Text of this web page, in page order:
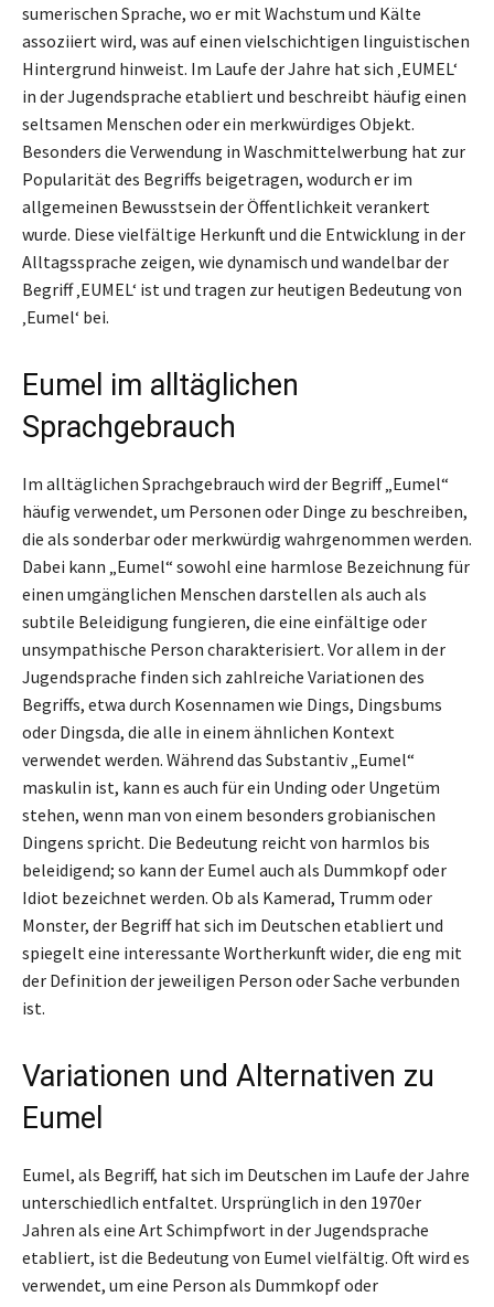
sumerischen Sprache, wo er mit Wachstum und Kälte
assoziiert wird, was auf einen vielschichtigen linguistischen
Hintergrund hinweist. Im Laufe der Jahre hat sich ‚EUMEL‘
in der Jugendsprache etabliert und beschreibt häufig einen
seltsamen Menschen oder ein merkwürdiges Objekt.
Besonders die Verwendung in Waschmittelwerbung hat zur
Popularität des Begriffs beigetragen, wodurch er im
allgemeinen Bewusstsein der Öffentlichkeit verankert
wurde. Diese vielfältige Herkunft und die Entwicklung in der
Alltagssprache zeigen, wie dynamisch und wandelbar der
Begriff ‚EUMEL‘ ist und tragen zur heutigen Bedeutung von
‚Eumel‘ bei.
Eumel im alltäglichen
Sprachgebrauch
Im alltäglichen Sprachgebrauch wird der Begriff „Eumel“
häufig verwendet, um Personen oder Dinge zu beschreiben,
die als sonderbar oder merkwürdig wahrgenommen werden.
Dabei kann „Eumel“ sowohl eine harmlose Bezeichnung für
einen umgänglichen Menschen darstellen als auch als
subtile Beleidigung fungieren, die eine einfältige oder
unsympathische Person charakterisiert. Vor allem in der
Jugendsprache finden sich zahlreiche Variationen des
Begriffs, etwa durch Kosennamen wie Dings, Dingsbums
oder Dingsda, die alle in einem ähnlichen Kontext
verwendet werden. Während das Substantiv „Eumel“
maskulin ist, kann es auch für ein Unding oder Ungetüm
stehen, wenn man von einem besonders grobianischen
Dingens spricht. Die Bedeutung reicht von harmlos bis
beleidigend; so kann der Eumel auch als Dummkopf oder
Idiot bezeichnet werden. Ob als Kamerad, Trumm oder
Monster, der Begriff hat sich im Deutschen etabliert und
spiegelt eine interessante Wortherkunft wider, die eng mit
der Definition der jeweiligen Person oder Sache verbunden
ist.
Variationen und Alternativen zu
Eumel
Eumel, als Begriff, hat sich im Deutschen im Laufe der Jahre
unterschiedlich entfaltet. Ursprünglich in den 1970er
Jahren als eine Art Schimpfwort in der Jugendsprache
etabliert, ist die Bedeutung von Eumel vielfältig. Oft wird es
verwendet, um eine Person als Dummkopf oder